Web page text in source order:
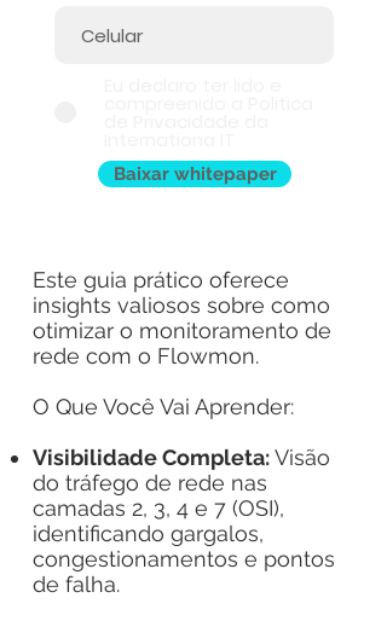
Baixar whitepaper
Este guia prático oferece
insights valiosos sobre como
otimizar o monitoramento de
rede com o Flowmon.
O Que Você Vai Aprender:
Visibilidade Completa:Visão
do tráfego de rede nas
camadas 2, 3, 4 e 7 (OSI),
identificando gargalos,
congestionamentos e pontos
de falha.